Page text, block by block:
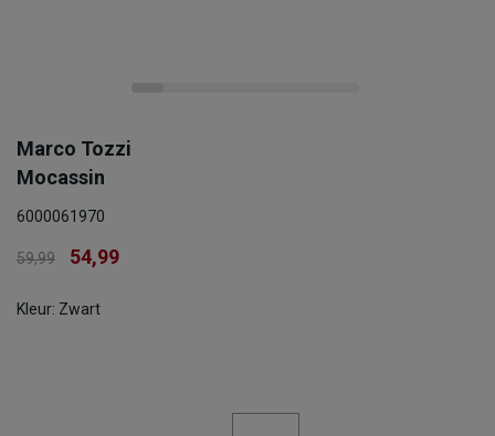
Marco Tozzi
Mocassin
6000061970
59,99 54,99
Kleur: Zwart